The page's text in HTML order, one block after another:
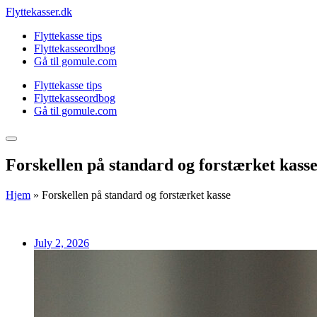
Skip
content
Flyttekasser.dk
Flyttekasse tips
Flyttekasseordbog
Gå til gomule.com
Flyttekasse tips
Flyttekasseordbog
Gå til gomule.com
Forskellen på standard og forstærket kasse
Hjem » Forskellen på standard og forstærket kasse
July 2, 2026